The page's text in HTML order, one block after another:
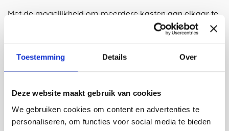
Toestemming Details Over
Deze website maakt gebruik van cookies
We gebruiken cookies om content en advertenties te
personaliseren, om functies voor social media te bieden
Met de mogelijkheid om meerdere kasten aan elkaar te
koppelen, kun je zelfs grotere ruimtes efficiënt inrichten.
niet alleen een stijlvolle
keuze, maar ook een slimme investering voor een
georganiseerde en opgeruimde ruimte in elk deel van je
huis.
Gemakkelijk te monteren
De Tube Cabinet kan indien gewenst flat-packed worden
verstuurd en is gemakkelijk te monteren met de